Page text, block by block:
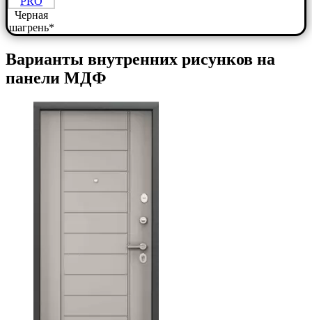
Черная
шагрень*
Варианты внутренних рисунков на
панели МДФ